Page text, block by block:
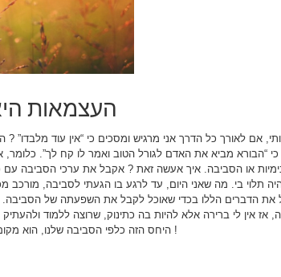
העצמאות
אם לאורך כל הדרך אני מרגיש ומסכים כי “אין עוד מלבדו” ?
“הבורא מביא את האדם לגורל הטוב ואמר לו קח לך”. כלומר,
או הסביבה. איך אעשה זאת ? אקבל את ערכי הסביבה
תלוי בי. מה שאני היום, עד לרגע בו הגעתי לסביבה, מורכב
את הדברים הללו בכדי שאוכל לקבל את השפעתה של
אז אין לי ברירה אלא להיות בה כתינוק, שרוצה ללמוד
היחס הזה כלפי הסביבה שלנו, הוא מקום הבחירה. אז תבחרו !